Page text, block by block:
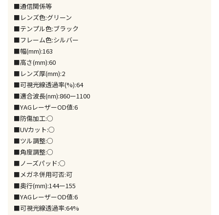
午前9時までのご注文確定した商品については、当日に
出荷いたします。
ただし、メーカーの営業日に基づき出荷手続きを行う
ため、通常よりお時間をいただく場合がございます。
また、日曜・祝日や年末年始などの長期休業期間中
は、休業明けからの出荷対応となります。
設置工事代金も含まれた商品です
お見積商品です。金額・施工日はお打ち合わせの上、
決定となります。
お見積商品です。金額・施工日はお打ち合わせの上、
決定となります。
エアコンの取付工事が必要な商品です。別途費用が発
■通信関係等
■レンズ色:グリーン
■テンプル色:ブラック
■フレーム色:シルバー
■幅(mm):163
■高さ(mm):60
■レンズ厚(mm):2
■可視光線透過率(%):64
■適合波長(nm):860ー1100
■YAGレーザーOD値:6
■防傷加工:○
■UVカット:○
■ツル調整:○
■角度調整:○
■ノーズパッド:○
■メガネ併用可否:可
■奥行(mm):144ー155
■YAGレーザーOD値:6
■可視光線透過率:64%